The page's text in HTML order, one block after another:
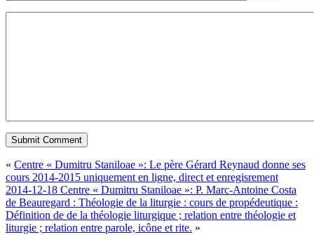
« Centre « Dumitru Staniloae »: Le père Gérard Reynaud donne ses
cours 2014-2015 uniquement en ligne, direct et enregisrement
2014-12-18 Centre « Dumitru Staniloae »: P. Marc-Antoine Costa
de Beauregard : Théologie de la liturgie : cours de propédeutique :
Définition de de la théologie liturgique ; relation entre théologie et
liturgie ; relation entre parole, icône et rite. »